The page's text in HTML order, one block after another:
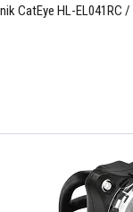
CatEye HL-EL041RC /